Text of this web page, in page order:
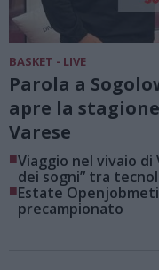
BASKET - LIVE
Parola a
apre la
Varese
■Viaggio nel vivaio di
dei sogni” tra
■Estate
precampionato